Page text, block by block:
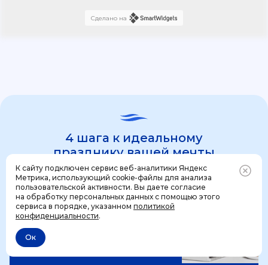
Позвонить+7 (499) 444-31-53
К сайту подключен сервис веб-аналитики Яндекс
Метрика, использующий cookie-файлы для анализа
пользовательской активности. Вы даете согласие
на обработку персональных данных с помощью этого
сервиса в порядке, указанном политикой
конфиденциальности.
Ок
Сделано на
4 шага к идеальному
празднику вашей мечты
1 шаг